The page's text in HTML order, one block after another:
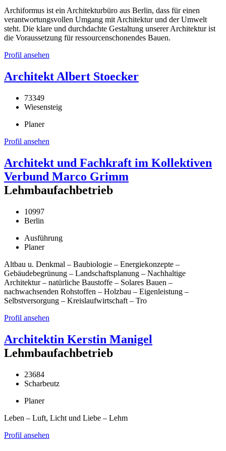
Archiformus ist ein Architekturbüro aus Berlin, dass für einen
verantwortungsvollen Umgang mit Architektur und der Umwelt
steht. Die klare und durchdachte Gestaltung unserer Architektur ist
die Voraussetzung für ressourcenschonendes Bauen.
Profil ansehen
Architekt Albert Stoecker
73349
Wiesensteig
Planer
Profil ansehen
Architekt und Fachkraft im Kollektiven
Verbund Marco Grimm
Lehmbaufachbetrieb
10997
Berlin
Ausführung
Planer
Altbau u. Denkmal – Baubiologie – Energiekonzepte –
Gebäudebegrünung – Landschaftsplanung – Nachhaltige
Architektur – natürliche Baustoffe – Solares Bauen –
nachwachsenden Rohstoffen – Holzbau – Eigenleistung –
Selbstversorgung – Kreislaufwirtschaft – Tro
Profil ansehen
Architektin Kerstin Manigel
Lehmbaufachbetrieb
23684
Scharbeutz
Planer
Leben – Luft, Licht und Liebe – Lehm
Profil ansehen